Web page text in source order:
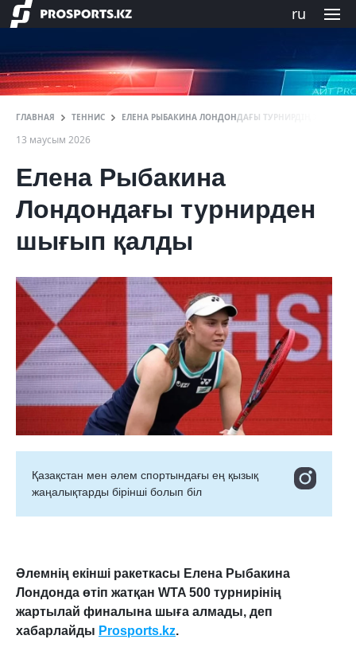
ru
ГЛАВНАЯ ТЕННИС ЕЛЕНА РЫБАКИНА ЛОНДОНДАҒЫ ТУРНИРДІҢ
13 маусым 2026
Елена Рыбакина
Лондондағы турнирден
шығып қалды
Қазақстан мен әлем спортындағы ең қызық
жаңалықтарды бірінші болып біл
Әлемнің екінші ракеткасы Елена Рыбакина
Лондонда өтіп жатқан WTA 500 турнирінің
жартылай финалына шыға алмады, деп
хабарлайды Prosports.kz.